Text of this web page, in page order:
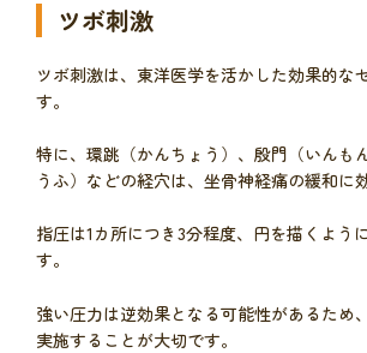
ツボ刺激
ツボ刺激は、東洋医学を活かした効果的な
す。
特に、環跳（かんちょう）、殷門（いんも
うふ）などの経穴は、坐骨神経痛の緩和に
指圧は1カ所につき3分程度、円を描くよう
す。
強い圧力は逆効果となる可能性があるため
実施することが大切です。